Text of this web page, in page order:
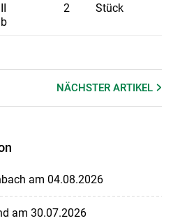
content
II
b
2 Stück
NÄCHSTERARTIKEL
am 04.08.2026
am 30.07.2026